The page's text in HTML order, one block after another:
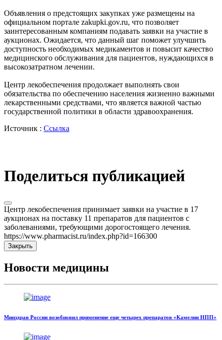
Объявления о предстоящих закупках уже размещены на
официальном портале zakupki.gov.ru, что позволяет
заинтересованным компаниям подавать заявки на участие в
аукционах. Ожидается, что данный шаг поможет улучшить
доступность необходимых медикаментов и повысит качество
медицинского обслуживания для пациентов, нуждающихся в
высокозатратном лечении.
Центр лекобеспечения продолжает выполнять свои
обязательства по обеспечению населения жизненно важными
лекарственными средствами, что является важной частью
государственной политики в области здравоохранения.
Источник : Ссылка
Поделиться публикацией
Центр лекобеспечения принимает заявки на участие в 17
аукционах на поставку 11 препаратов для пациентов с
заболеваниями, требующими дорогостоящего лечения.
https://www.pharmacist.ru/index.php?id=166300
Закрыть
Новости медицины
Минздрав России возобновил применение еще четырех препаратов «Камелии НПП»